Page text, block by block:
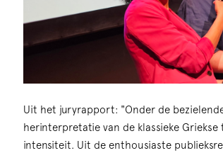
Uit het juryrapport: "Onder de
herinterpretatie van de klassieke
intensiteit. Uit de enthousiaste